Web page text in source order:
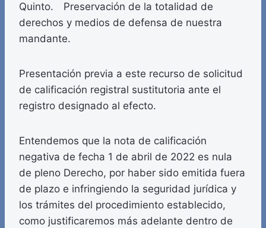
Quinto. Preservación de la totalidad de
derechos y medios de defensa de nuestra
mandante.
Presentación previa a este recurso de solicitud
de calificación registral sustitutoria ante el
registro designado al efecto.
Entendemos que la nota de calificación
negativa de fecha 1 de abril de 2022 es nula
de pleno Derecho, por haber sido emitida fuera
de plazo e infringiendo la seguridad jurídica y
los trámites del procedimiento establecido,
como justificaremos más adelante dentro de